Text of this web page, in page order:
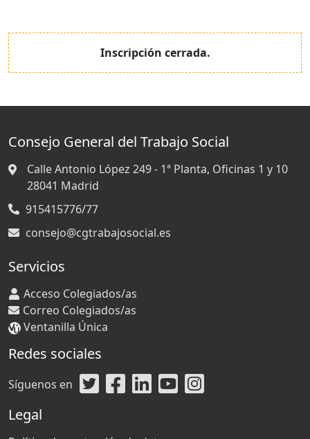
Inscripción cerrada.
Consejo General del Trabajo Social
Calle Antonio López 249 - 1ª Planta, Oficinas 1 y 10
28041 Madrid
915415776/77
consejo@cgtrabajosocial.es
Servicios
Acceso Colegiados/as
Correo Colegiados/as
Ventanilla Única
Redes sociales
Síguenos en
Legal